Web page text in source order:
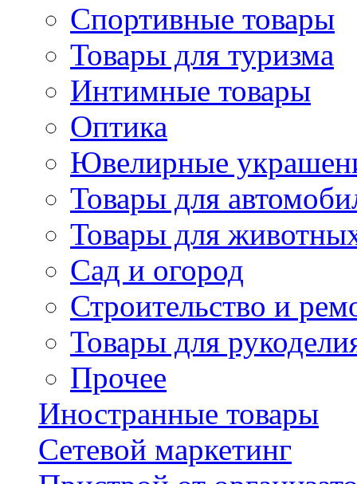
Спортивные товары
Товары для туризма
Интимные товары
Оптика
Ювелирные
Товары для
Товары для
Сад и огород
Строительство и
Товары для
Прочее
Иностранные товары
Сетевой маркетинг